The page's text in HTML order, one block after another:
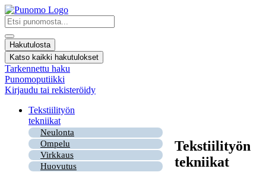
Mene
sisältöön
Search
...
Hakutulosta
Katso kaikki hakutulokset
Tarkennettu haku
Punomoputiikki
Kirjaudu tai rekisteröidy
Tekstiilityön
tekniikat
Neulonta
Ompelu
Virkkaus
Huovutus
Tekstiilityön
tekniikat